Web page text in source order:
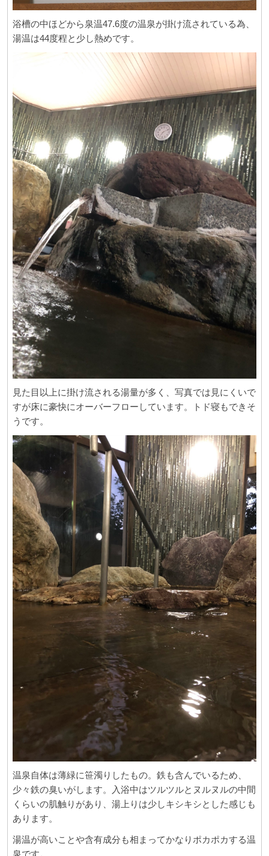
浴槽の中ほどから泉温47.6度の温泉が掛け流されている為、
湯温は44度程と少し熱めです。
見た目以上に掛け流される湯量が多く、写真では見にくいで
すが床に豪快にオーバーフローしています。トド寝もできそ
うです。
温泉自体は薄緑に笹濁りしたもの。鉄も含んでいるため、
少々鉄の臭いがします。入浴中はツルツルとヌルヌルの中間
くらいの肌触りがあり、湯上りは少しキシキシとした感じも
あります。
湯温が高いことや含有成分も相まってかなりポカポカする温